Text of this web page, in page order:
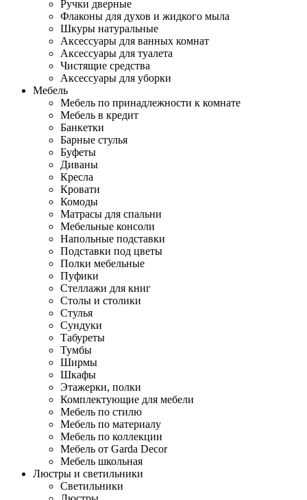
Ручки дверные
Флаконы для духов и жидкого мыла
Шкуры натуральные
Аксессуары для ванных комнат
Аксессуары для туалета
Чистящие средства
Аксессуары для уборки
Мебель
Мебель по принадлежности к комнате
Мебель в кредит
Банкетки
Барные стулья
Буфеты
Диваны
Кресла
Кровати
Комоды
Матрасы для спальни
Мебельные консоли
Напольные подставки
Подставки под цветы
Полки мебельные
Пуфики
Стеллажи для книг
Столы и столики
Стулья
Сундуки
Табуреты
Тумбы
Ширмы
Шкафы
Этажерки, полки
Комплектующие для мебели
Мебель по стилю
Мебель по материалу
Мебель по коллекции
Мебель от Garda Decor
Мебель школьная
Люстры и светильники
Светильники